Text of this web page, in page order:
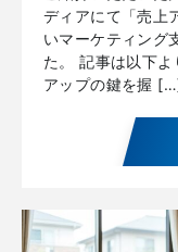
ディアにて「売上
いマーケティング
た。 記事は以下
アップの鍵を握